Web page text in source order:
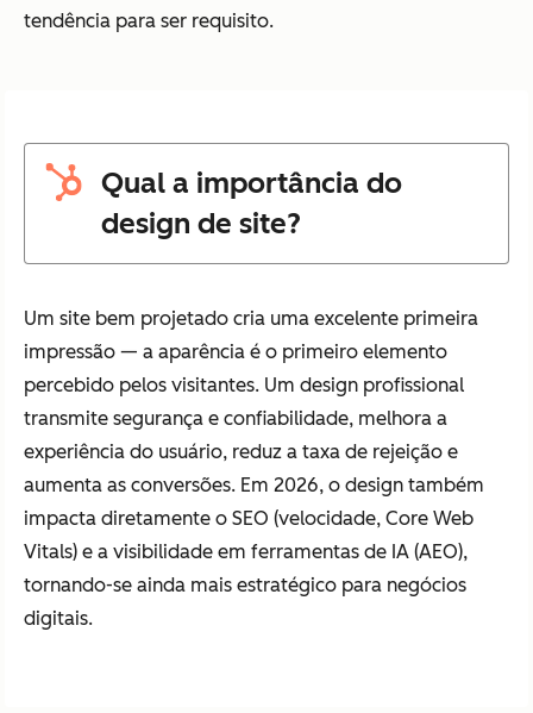
tendência para ser requisito.
Qual a importância do
design de site?
Um site bem projetado cria uma excelente primeira
impressão — a aparência é o primeiro elemento
percebido pelos visitantes. Um design profissional
transmite segurança e confiabilidade, melhora a
experiência do usuário, reduz a taxa de rejeição e
aumenta as conversões. Em 2026, o design também
impacta diretamente o SEO (velocidade, Core Web
Vitals) e a visibilidade em ferramentas de IA (AEO),
tornando-se ainda mais estratégico para negócios
digitais.